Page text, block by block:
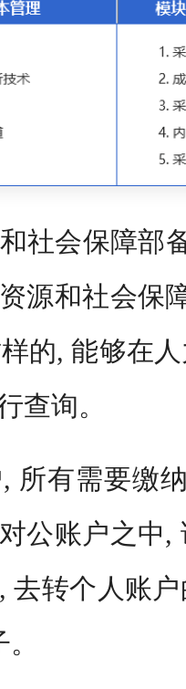
社会保障部
源和社会保
的, 能够在
查询。
所有需要缴
公账户之中,
去转个人账